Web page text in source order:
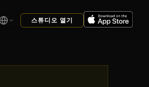
스튜디오 열기